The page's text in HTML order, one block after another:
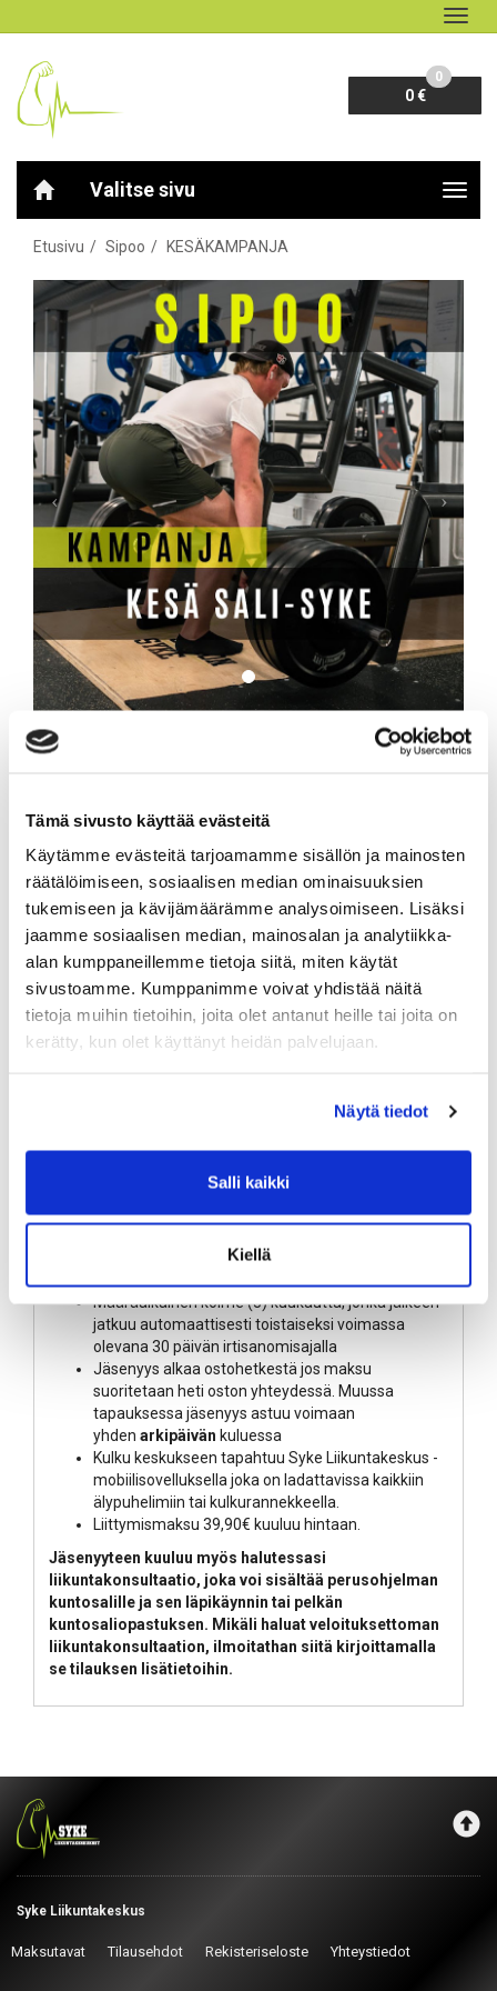
Tämä sivusto käyttää evästeitä
Käytämme evästeitä tarjoamamme sisällön ja mainosten
räätälöimiseen, sosiaalisen median ominaisuuksien
tukemiseen ja kävijämäärämme analysoimiseen. Lisäksi
jaamme sosiaalisen median, mainosalan ja analytiikka-
alan kumppaneillemme tietoja siitä, miten käytät
sivustoamme. Kumppanimme voivat yhdistää näitä
tietoja muihin tietoihin, joita olet antanut heille tai joita on
kerätty, kun olet käyttänyt heidän palvelujaan.
Näytä tiedot
Salli kaikki
Kiellä
0 €
0
Valitse sivu
Etusivu Sipoo KESÄKAMPANJA
*Kesä Sali-Syke / Sipoo
30.6.2026 asti.
Treenioikeutta kuntosalille viikon jokaisena päivänä klo 04-24.
Jäsenyys on määräaikainen ostopäivästä kolme kuukautta,
jonka jälkeen se jatkuu automaattisesti toistaiseksi voimassa
olevana hintaan 44,90€/kk. Irtisanomisaika toistaiseksi
voimassaolevassa jäsenyydessä on 30 päivää.
maksutavaksi joko verkkomaksun tai maksun
laskulla, liikuntarahalla, pankkikortilla.
HUOM! Jäsenyys on henkilökohtainen.
Tuotekuvaus
Määräaikainen kolme (3) kuukautta, jonka jälkeen
jatkuu automaattisesti toistaiseksi voimassa
olevana 30 päivän irtisanomisajalla
Jäsenyys alkaa ostohetkestä jos maksu
suoritetaan heti oston yhteydessä. Muussa
tapauksessa jäsenyys astuu voimaan
yhden arkipäivän kuluessa
Kulku keskukseen tapahtuu Syke Liikuntakeskus -
mobiilisovelluksella joka on ladattavissa kaikkiin
älypuhelimiin tai kulkurannekkeella.
Liittymismaksu 39,90€ kuuluu hintaan.
Jäsenyyteen kuuluu myös halutessasi
liikuntakonsultaatio, joka voi sisältää perusohjelman
kuntosalille ja sen läpikäynnin tai pelkän
kuntosaliopastuksen. Mikäli haluat veloituksettoman
liikuntakonsultaation, ilmoitathan siitä kirjoittamalla
se tilauksen lisätietoihin.
Syke Liikuntakeskus
Maksutavat Tilausehdot Rekisteriseloste Yhteystiedot